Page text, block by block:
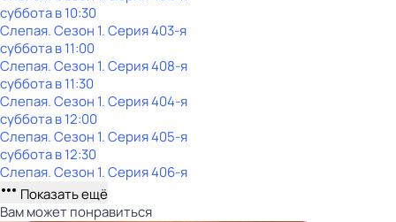
субботав10:30
Слепая. Сезон 1. Серия 403-я
субботав11:00
Слепая. Сезон 1. Серия 408-я
субботав11:30
Слепая. Сезон 1. Серия 404-я
субботав12:00
Слепая. Сезон 1. Серия 405-я
субботав12:30
Слепая. Сезон 1. Серия 406-я
Показать ещё
Вам может понравиться